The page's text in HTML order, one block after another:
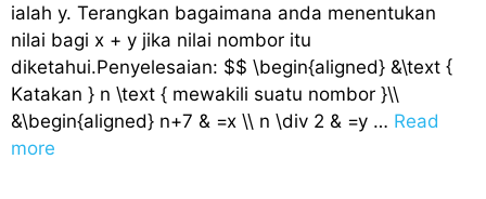
ialah y. Terangkan bagaimana anda menentukan
nilai bagi x + y jika nilai nombor itu
diketahui.Penyelesaian: $$ \begin{aligned} &\text {
Katakan } n \text { mewakili suatu nombor }\\
&\begin{aligned} n+7 & =x \\ n \div 2 & =y … Read
more